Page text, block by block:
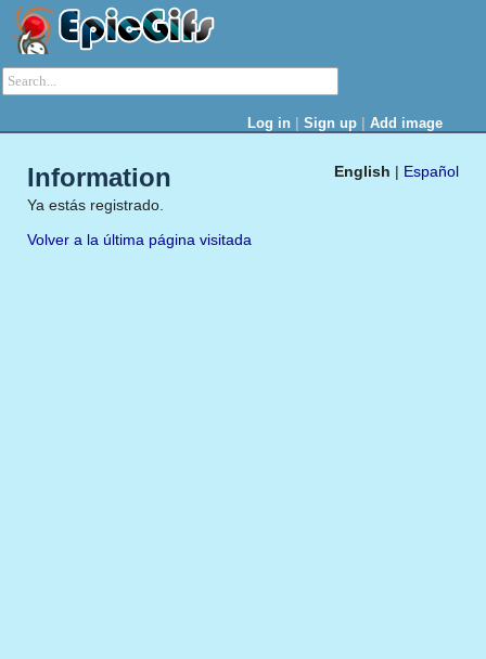
Log in | Sign up | Add image
English | Español
Information
Ya estás registrado.
Volver a la última página visitada